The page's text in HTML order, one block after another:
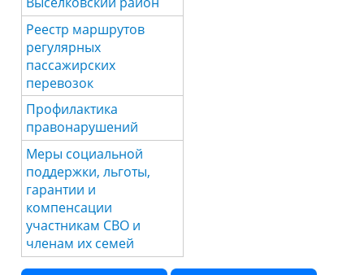
Реестр маршрутов
регулярных
пассажирских
перевозок
Профилактика
правонарушений
Меры социальной
поддержки, льготы,
гарантии и
компенсации
участникам СВО и
членам их семей